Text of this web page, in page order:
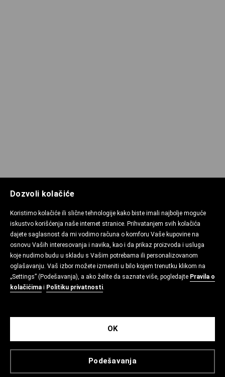
Dozvoli kolačiće
Koristimo kolačiće ili slične tehnologije kako biste imali najbolje moguće
iskustvo korišćenja naše internet stranice. Prihvatanjem svih kolačića
dajete saglasnost da mi vodimo računa o komforu Vaše kupovine na
osnovu Vaših interesovanja i navika, kao i da prikaz proizvoda i usluga
koje nudimo budu u skladu s Vašim potrebama ili personalizovanom
oglašavanju. Vaš izbor možete izmeniti u bilo kojem trenutku klikom na
„Settings” (Podešavanja), a ako želite da saznate više, pogledajte Pravila o
kolačićima i Politiku privatnosti.
Podešavanja
OK